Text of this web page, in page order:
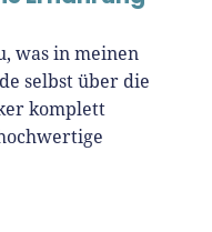
was in meinen
selbst über die
komplett